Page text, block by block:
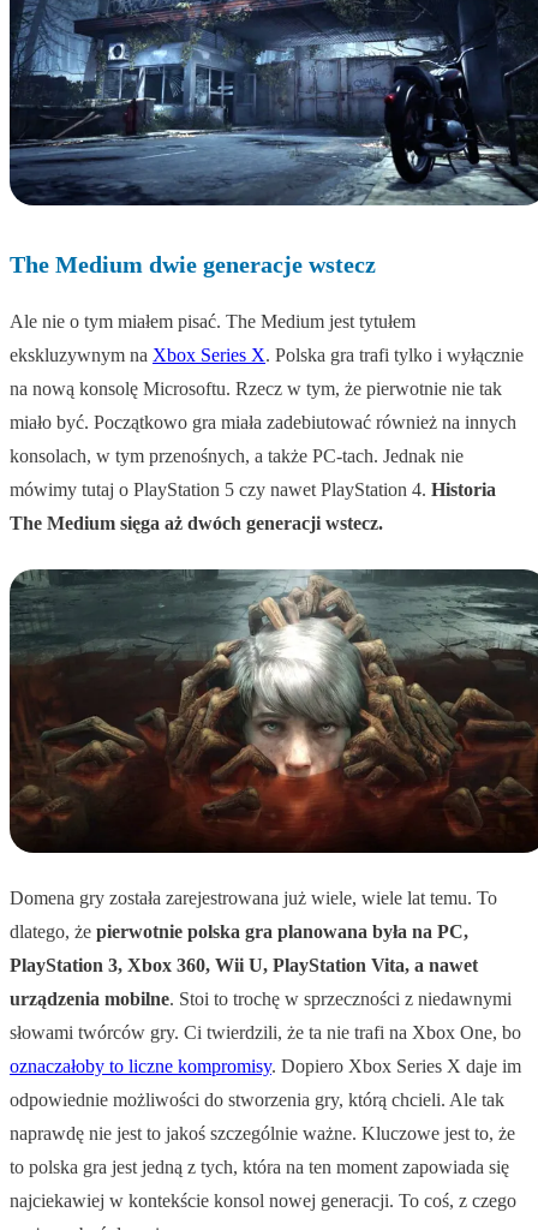
The Medium dwie generacje wstecz
Ale nie o tym miałem pisać. The Medium jest tytułem
ekskluzywnym na Xbox Series X. Polska gra trafi tylko i wyłącznie
na nową konsolę Microsoftu. Rzecz w tym, że pierwotnie nie tak
miało być. Początkowo gra miała zadebiutować również na innych
konsolach, w tym przenośnych, a także PC-tach. Jednak nie
mówimy tutaj o PlayStation 5 czy nawet PlayStation 4. Historia
The Medium sięga aż dwóch generacji wstecz.
Domena gry została zarejestrowana już wiele, wiele lat temu. To
dlatego, że pierwotnie polska gra planowana była na PC,
PlayStation 3, Xbox 360, Wii U, PlayStation Vita, a nawet
urządzenia mobilne. Stoi to trochę w sprzeczności z niedawnymi
słowami twórców gry. Ci twierdzili, że ta nie trafi na Xbox One, bo
oznaczałoby to liczne kompromisy. Dopiero Xbox Series X daje im
odpowiednie możliwości do stworzenia gry, którą chcieli. Ale tak
naprawdę nie jest to jakoś szczególnie ważne. Kluczowe jest to, że
to polska gra jest jedną z tych, która na ten moment zapowiada się
najciekawiej w kontekście konsol nowej generacji. To coś, z czego